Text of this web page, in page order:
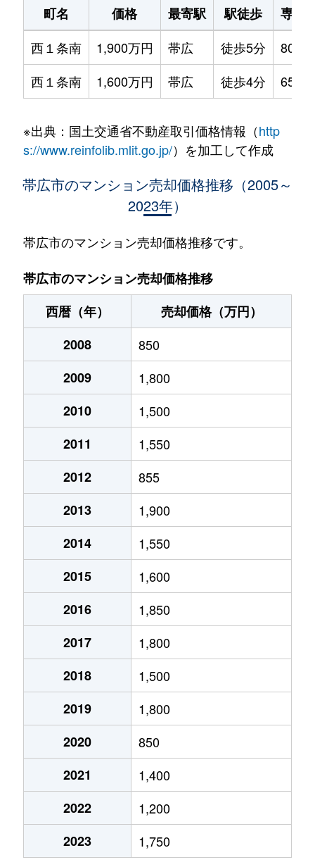
町名 価格 最寄駅 駅徒歩
専有
西１条南
1,900万円 帯広 徒歩5分
80m²
西１条南
1,600万円 帯広 徒歩4分 65m²
※出典：国土交通省不動産取引価格情報（http
s://www.reinfolib.mlit.go.jp/）を加工して作成
帯広市のマンション売却価格推移（2005～
2023年）
帯広市のマンション売却価格推移です。
帯広市のマンション売却価格推移
西暦（年）
売却価格（万円）
2008
850
2009
1,800
2010
1,500
2011
1,550
2012
855
2013
1,900
2014
1,550
2015
1,600
2016
1,850
2017
1,800
2018
1,500
2019
1,800
2020
850
2021
1,400
2022
1,200
2023
1,750